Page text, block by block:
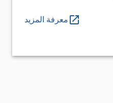
معرفة المزيد